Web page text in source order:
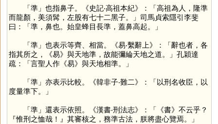
「準」也指鼻子。《史記‧高祖本紀》：「高祖為人，隆準
而龍顏，美須髯，左股有七十二黑子。」司馬貞索隱引李斐
曰：「準，鼻也。始皇蜂目長準，蓋鼻高起。」
「準」也表示等齊、相當。《易‧繫辭上》：「辭也者，各
指其所之，《易》與天地準，故能彌綸天地之道。」孔穎達
疏：「言聖人作《易》與天地相準。」
「準」亦表示比較。《韓非子‧難二》：「以刑名收臣，以
度量準下。」
「準」還表示依照。《漢書‧刑法志》：「《書》不云乎？
『惟刑之恤哉！』其審核之，務準古法，朕將盡心覽焉。」